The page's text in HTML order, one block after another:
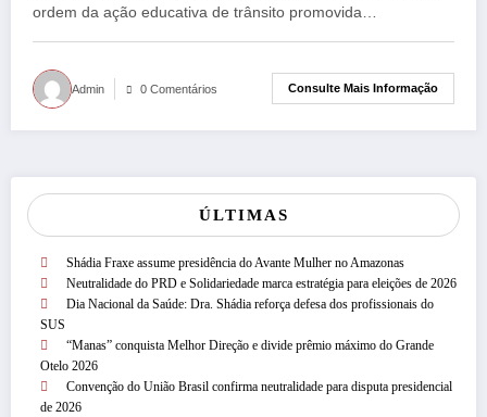
ordem da ação educativa de trânsito promovida…
Admin 0 Comentários Consulte Mais Informação
ÚLTIMAS
Shádia Fraxe assume presidência do Avante Mulher no Amazonas
Neutralidade do PRD e Solidariedade marca estratégia para eleições de 2026
Dia Nacional da Saúde: Dra. Shádia reforça defesa dos profissionais do
SUS
“Manas” conquista Melhor Direção e divide prêmio máximo do Grande
Otelo 2026
Convenção do União Brasil confirma neutralidade para disputa presidencial
de 2026